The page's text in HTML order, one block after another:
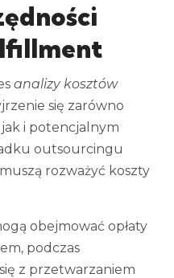
analizy kosztów
się zarówno
i potencjalnym
outsourcingu
rozważyć koszty
obejmować opłaty
podczas
z przetwarzaniem